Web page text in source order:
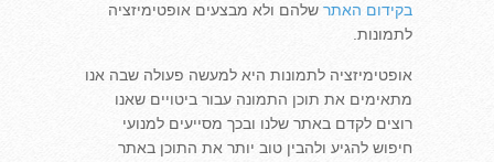
בקידום האתר שלהם ולא מבצעים אופטימיזציה
לתמונות.
אופטימיזציה לתמונות היא למעשה פעולה שבה אנו
מתאימים את תוכן התמונה עבור ביטויים שאנו
רוצים לקדם באתר שלנו ובכך מסייעים למנועי
חיפוש להגיע ולהבין טוב יותר את התוכן באתר